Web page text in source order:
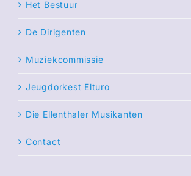
Het Bestuur
De Dirigenten
Muziekcommissie
Jeugdorkest Elturo
Die Ellenthaler Musikanten
Contact